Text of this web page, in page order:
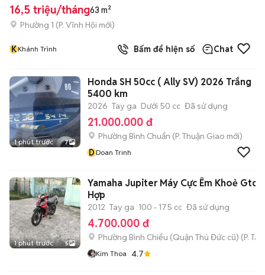
16,5 triệu/tháng63 m²
Phường 1 (P. Vĩnh Hội mới)
KKhánh Trình Bấm để hiện số Chat
1 phút trước 7
Honda SH 50cc ( Ally SV) 2026 Trắng
5400 km
2026 Tay ga Dưới 50 cc Đã sử dụng
21.000.000 đ
Phường Bình Chuẩn (P. Thuận Giao mới)
DDoan Trinh
1 phút trước 5
Yamaha Jupiter Máy Cực Êm Khoẻ
Hợp
2012 Tay ga 100 - 175 cc Đã sử dụng
4.700.000 đ
Phường Bình Chiểu (Quận Thủ Đức cũ) (P.
Kim Thoa 4.7